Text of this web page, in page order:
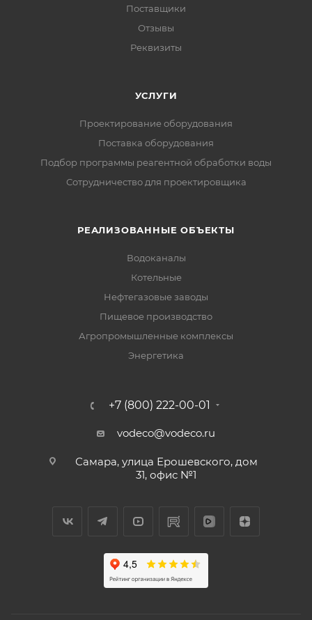
Поставщики
Отзывы
Реквизиты
УСЛУГИ
Проектирование оборудования
Поставка оборудования
Подбор программы реагентной обработки воды
Сотрудничество для проектировщика
РЕАЛИЗОВАННЫЕ ОБЪЕКТЫ
Водоканалы
Котельные
Нефтегазовые заводы
Пищевое производство
Агропромышленные комплексы
Энергетика
+7 (800) 222-00-01
vodeco@vodeco.ru
Самара, улица Ерошевского, дом
31, офис №1